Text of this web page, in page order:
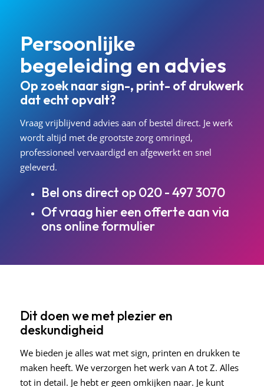
Persoonlijke
begeleiding en advies
Op zoek naar sign-, print- of drukwerk
dat echt opvalt?
Vraag vrijblijvend advies aan of bestel direct. Je werk
wordt altijd met de grootste zorg omringd,
professioneel vervaardigd en afgewerkt en snel
geleverd.
Bel ons direct op020 - 497 3070
Of vraag hier een offerte aan via
ons online formulier
Dit doen we met plezier en
deskundigheid
We bieden je alles wat met sign, printen en drukken te
maken heeft. We verzorgen het werk van A tot Z. Alles
tot in detail. Je hebt er geen omkijken naar. Je kunt